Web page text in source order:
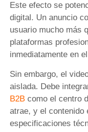
Este efecto se
digital. Un anuncio
usuario mucho más
plataformas
inmediatamente en
Sin embargo, el
aislada. Debe
B2B como el centro
atrae, y el contenido
especificaciones